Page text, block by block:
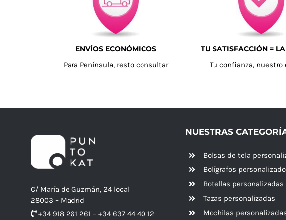
ENVÍOS ECONÓMICOS
Para Península, resto consultar
TU SATISFACCIÓN =
Tu confianza, nuestro
C/ María de Guzmán, 24 local
28003 – Madrid
+34 918 261 261 – +34 637 44 40 12
NUESTRAS
Bolsas de tela
Bolígrafos
Botellas personalizadas
Tazas personalizadas
Mochilas personalizadas